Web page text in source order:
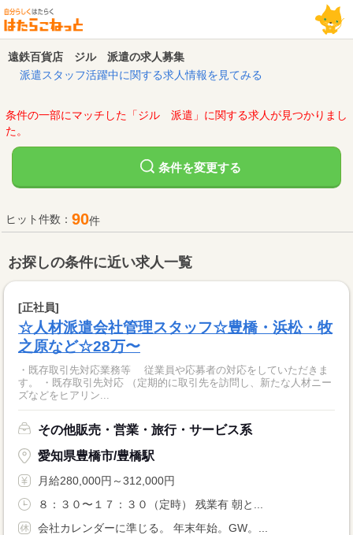
遠鉄百貨店 ジル 派遣の求人募集
派遣スタッフ活躍中に関する求人情報を見てみる
条件の一部にマッチした「ジル 派遣」に関する求人が見つかりまし
た。
条件を変更する
ヒット件数： 90件
お探しの条件に近い求人一覧
[正社員]
☆人材派遣会社管理スタッフ☆豊橋・浜松・牧
之原など☆28万〜
・既存取引先対応業務等 従業員や応募者の対応をしていただきま
す。 ・既存取引先対応 （定期的に取引先を訪問し、新たな人材ニー
ズなどをヒアリン...
その他販売・営業・旅行・サービス系
愛知県豊橋市/豊橋駅
月給280,000円～312,000円
８：３０〜１７：３０（定時） 残業有 朝と...
会社カレンダーに準じる。 年末年始。GW。...